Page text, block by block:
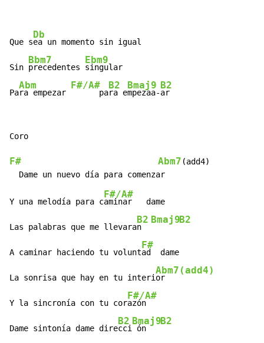
Que s
Db
ea un momento sin igual
Sin
Bbm7
precedentes
Ebm9
singular
Pa
Abm
ra empezar
F#/A#
      pa
B2
ra e
Bmaj9
mpezaa-
B2
ar
Coro
F# Abm7 (add4)
Y una melodía para c
F#/A#
aminar   dame
Las palabras que me llevara
B2
n
Bmaj9B2
A caminar haciendo tu volunt
F#
ad  dame
La sonrisa que hay en tu interi
Abm7(add4)
or
Y la sincronía con tu cor
F#/A#
azón
Dame sintonía dame dire
B2
cci
Bmaj9
ón
B2